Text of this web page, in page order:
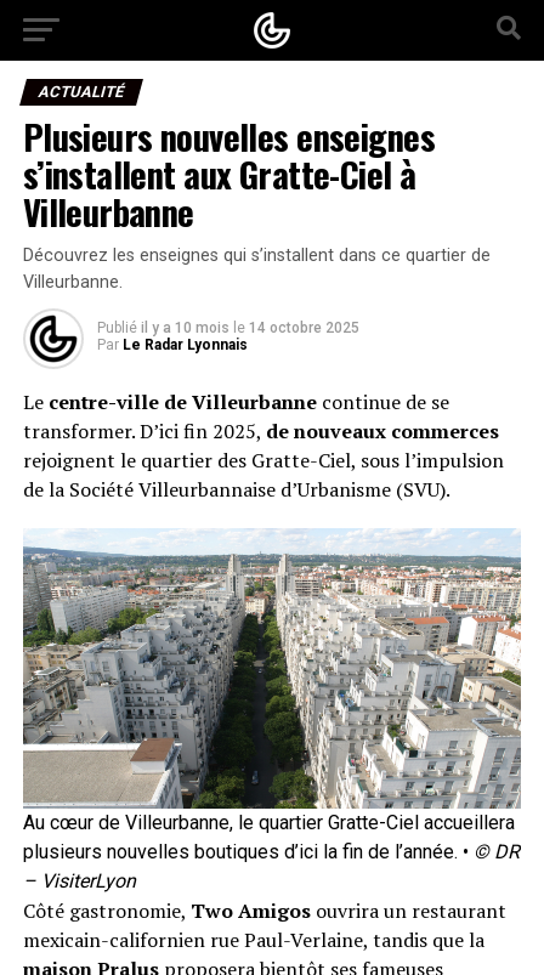
ACTUALITÉ
Plusieurs nouvelles enseignes
s’installent aux Gratte-Ciel à
Villeurbanne
Découvrez les enseignes qui s’installent dans ce quartier de
Villeurbanne.
Publié il y a 10 mois le 14 octobre 2025
Par Le Radar Lyonnais
Le centre-ville de Villeurbannecontinue de se
transformer. D’ici fin 2025, de nouveaux commerces
rejoignent le quartier des Gratte-Ciel, sous l’impulsion
de la Société Villeurbannaise d’Urbanisme (SVU).
Au cœur de Villeurbanne, le quartier Gratte-Ciel accueillera
plusieurs nouvelles boutiques d’ici la fin de l’année. • © DR
– VisiterLyon
Côté gastronomie, Two Amigosouvrira un restaurant
mexicain-californien rue Paul-Verlaine, tandis que la
maison Pralusproposera bientôt ses fameuses